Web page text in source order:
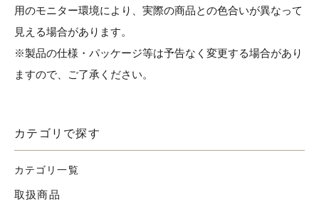
用のモニター環境により、実際の商品との色合いが異なって
見える場合があります。
※製品の仕様・パッケージ等は予告なく変更する場合があり
ますので、ご了承ください。
カテゴリで探す
カテゴリ一覧
取扱商品